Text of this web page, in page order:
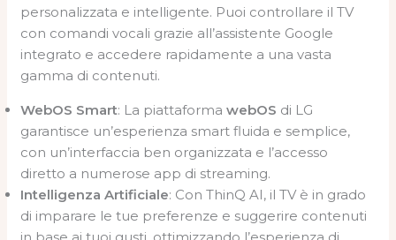
personalizzata e intelligente. Puoi controllare il TV
con comandi vocali grazie all’assistente Google
integrato e accedere rapidamente a una vasta
gamma di contenuti.
WebOS Smart: La piattaformawebOS di LG
garantisce un’esperienza smart fluida e semplice,
con un’interfaccia ben organizzata e l’accesso
diretto a numerose app di streaming.
Intelligenza Artificiale: Con ThinQ AI, il TV è in grado
di imparare le tue preferenze e suggerire contenuti
in base ai tuoi gusti, ottimizzando l’esperienza di